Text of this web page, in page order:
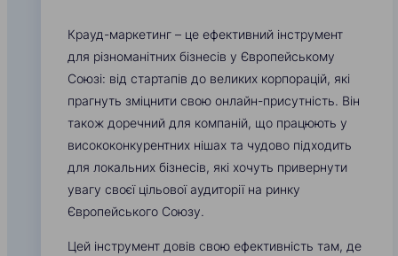
Крауд-маркетинг – це ефективний інструмент
для різноманітних бізнесів у Європейському
Союзі: від стартапів до великих корпорацій, які
прагнуть зміцнити свою онлайн-присутність. Він
також доречний для компаній, що працюють у
висококонкурентних нішах та чудово підходить
для локальних бізнесів, які хочуть привернути
увагу своєї цільової аудиторії на ринку
Європейського Союзу.
Цей інструмент довів свою ефективність там, де